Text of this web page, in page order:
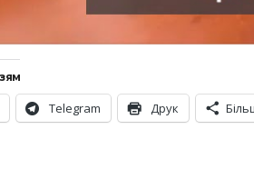
Telegram Друк